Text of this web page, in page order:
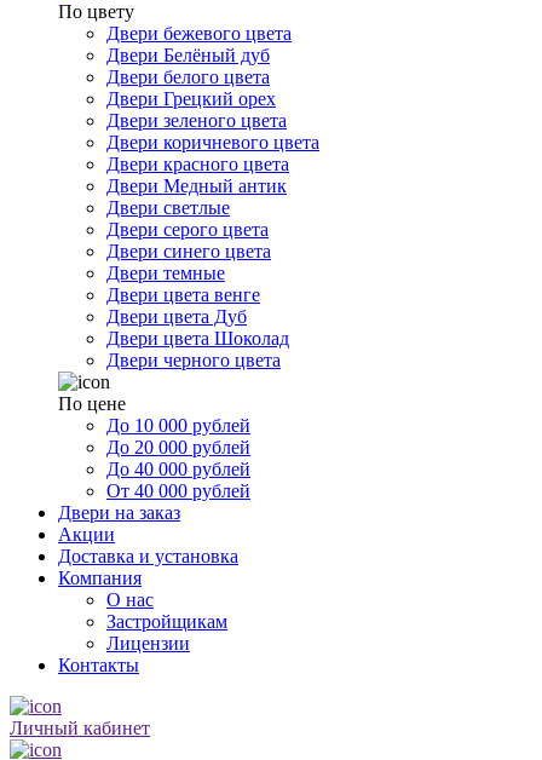
По цвету
Двери бежевого цвета
Двери Белёный дуб
Двери белого цвета
Двери Грецкий орех
Двери зеленого цвета
Двери коричневого цвета
Двери красного цвета
Двери Медный антик
Двери светлые
Двери серого цвета
Двери синего цвета
Двери темные
Двери цвета венге
Двери цвета Дуб
Двери цвета Шоколад
Двери черного цвета
По цене
До 10 000 рублей
До 20 000 рублей
До 40 000 рублей
От 40 000 рублей
Двери на заказ
Акции
Доставка и установка
Компания
О нас
Застройщикам
Лицензии
Контакты
Личный кабинет